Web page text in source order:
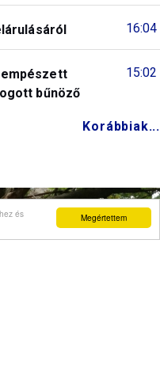
Megértettem
és
16:04
15:02
bűnöző
Korábbiak...